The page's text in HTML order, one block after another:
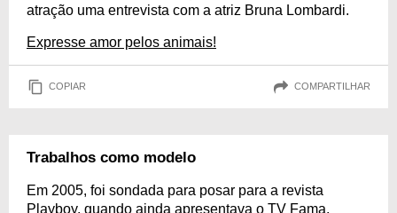
atração uma entrevista com a atriz Bruna Lombardi.
Expresse amor pelos animais!
COPIAR COMPARTILHAR
Trabalhos como modelo
Em 2005, foi sondada para posar para a revista
Playboy, quando ainda apresentava o TV Fama.